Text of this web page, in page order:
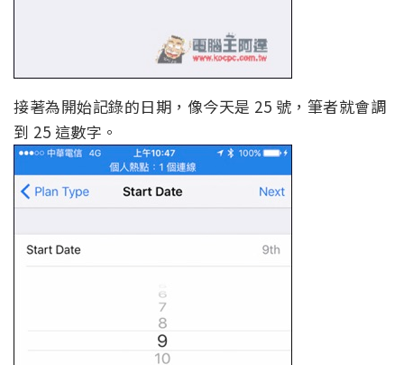
接著為開始記錄的日期，像今天是 25 號，筆者就會調
到 25 這數字。